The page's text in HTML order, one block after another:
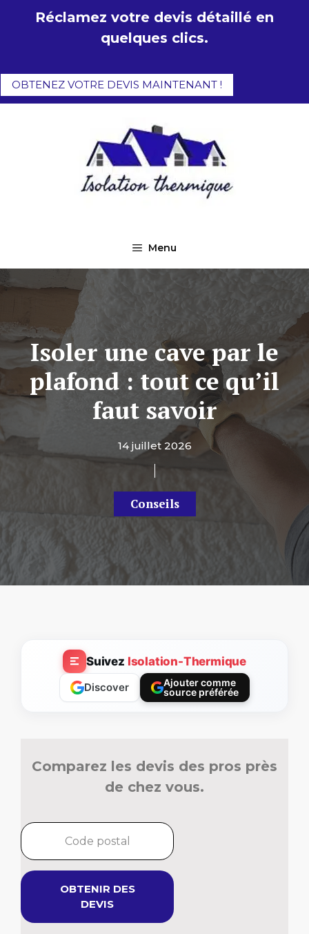
Réclamez votre devis détaillé en
quelques clics.
OBTENEZ VOTRE DEVIS MAINTENANT !
Menu
Isoler une cave par le
plafond : tout ce qu’il
faut savoir
14 juillet 2026
Conseils
Suivez Isolation-Thermique
Discover
Ajouter comme
source préférée
Comparez les devis des pros près
de chez vous.
OBTENIR DES
DEVIS